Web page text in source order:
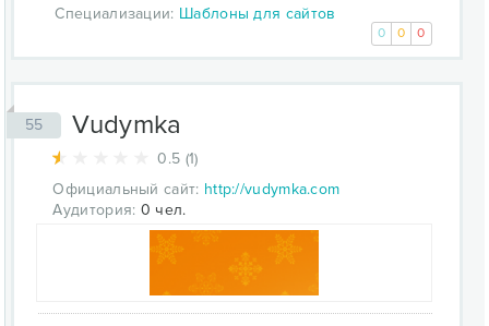
Специализации: Шаблоны для сайтов
0 0 0
55 Vudymka
0.5 (1)
Официальный сайт: http://vudymka.com
Аудитория: 0 чел.